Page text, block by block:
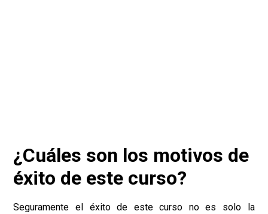
¿Cuáles son los motivos de
éxito de este curso?
Seguramente el éxito de este curso no es solo la